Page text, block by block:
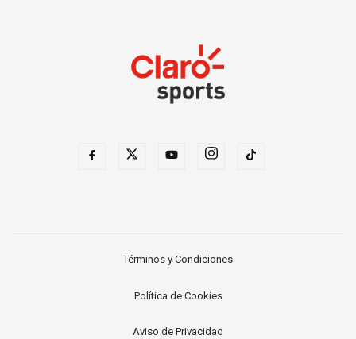
Términos y Condiciones
Política de Cookies
Aviso de Privacidad